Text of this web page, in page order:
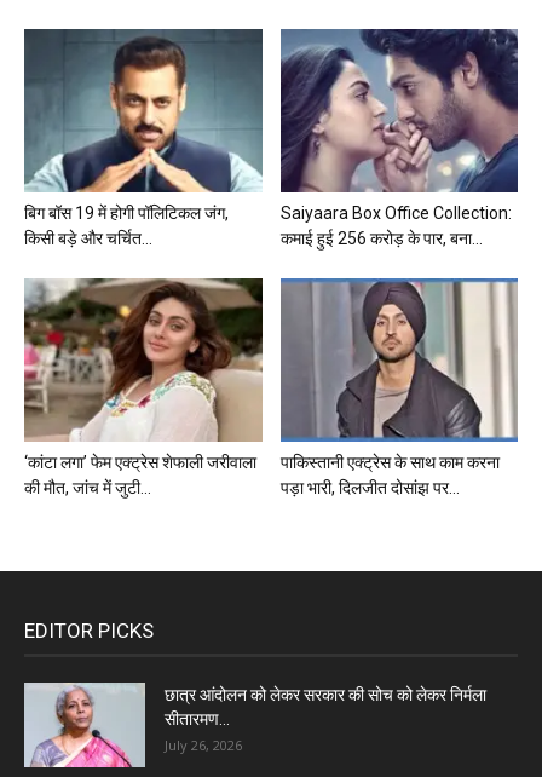
बिग बॉस 19 में होगी पॉलिटिकल जंग,
किसी बड़े और चर्चित...
Saiyaara Box Office Collection:
कमाई हुई 256 करोड़ के पार, बना...
‘कांटा लगा’ फेम एक्ट्रेस शेफाली जरीवाला
की मौत, जांच में जुटी...
पाकिस्तानी एक्ट्रेस के साथ काम करना
पड़ा भारी, दिलजीत दोसांझ पर...
EDITOR PICKS
छात्र आंदोलन को लेकर सरकार की सोच को लेकर निर्मला
सीतारमण...
July 26, 2026